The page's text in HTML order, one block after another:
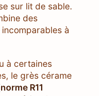
sur lit de sable.
des
à
à certaines
le grès cérame
R11